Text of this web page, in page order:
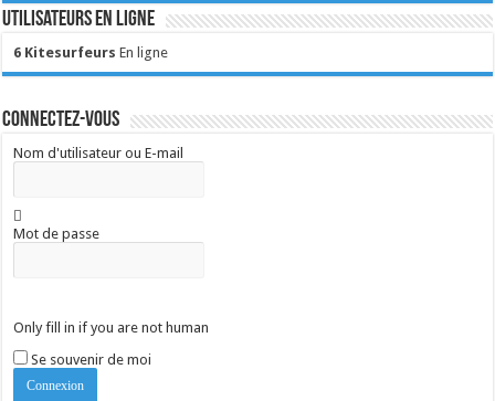
Utilisateurs en ligne
6 Kitesurfeurs En ligne
Connectez-vous
Nom d'utilisateur ou E-mail
Mot de passe
Only fill in if you are not human
Se souvenir de moi